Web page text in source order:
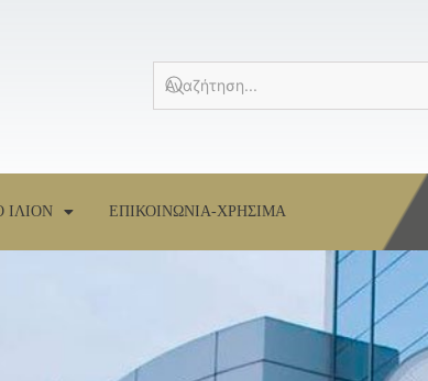
ΙΛΙΟΝ ΕΠΙΚΟΙΝΩΝΙΑ-ΧΡΗΣΙΜΑ